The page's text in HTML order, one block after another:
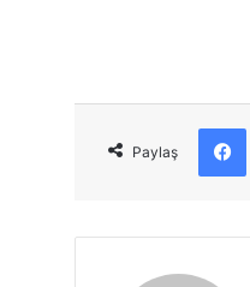
Paylaş